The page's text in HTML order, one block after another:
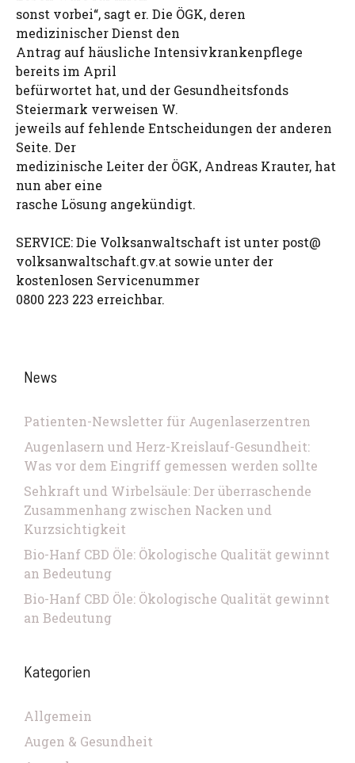
sonst vorbei“, sagt er. Die ÖGK, deren
medizinischer Dienst den
Antrag auf häusliche Intensivkrankenpflege
bereits im April
befürwortet hat, und der Gesundheitsfonds
Steiermark verweisen W.
jeweils auf fehlende Entscheidungen der anderen
Seite. Der
medizinische Leiter der ÖGK, Andreas Krauter, hat
nun aber eine
rasche Lösung angekündigt.
SERVICE: Die Volksanwaltschaft ist unter post@
volksanwaltschaft.gv.at sowie unter der
kostenlosen Servicenummer
0800 223 223 erreichbar.
News
Patienten-Newsletter für Augenlaserzentren
Augenlasern und Herz-Kreislauf-Gesundheit:
Was vor dem Eingriff gemessen werden sollte
Sehkraft und Wirbelsäule: Der überraschende
Zusammenhang zwischen Nacken und
Kurzsichtigkeit
Bio-Hanf CBD Öle: Ökologische Qualität gewinnt
an Bedeutung
Bio-Hanf CBD Öle: Ökologische Qualität gewinnt
an Bedeutung
Kategorien
Allgemein
Augen & Gesundheit